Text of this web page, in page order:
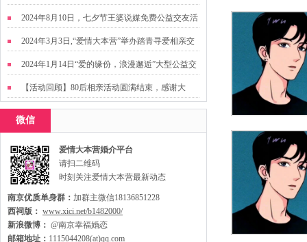
2024年8月10日，七夕节王婆说媒免费公益交友活
动
2024年3月3日,“爱情大本营”举办踏青寻爱相亲交
友活动
2024年1月14日“爱的缘份，浪漫邂逅”大型公益交
友活动
【活动回顾】80后相亲活动圆满结束，感谢大
家，走出来才有机会扩大缘分哦~
微信
爱情大本营婚介平台
请扫二维码
时刻关注爱情大本营最新动态
南京优质单身群： 加群主微信18136851228
西祠版： www.xici.net/b1482000/
新浪微博： @南京幸福婚恋
邮箱地址： 1115044208(at)qq.com